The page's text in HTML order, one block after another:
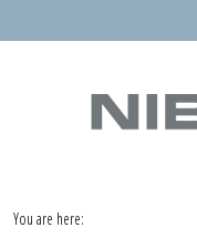
You are here: